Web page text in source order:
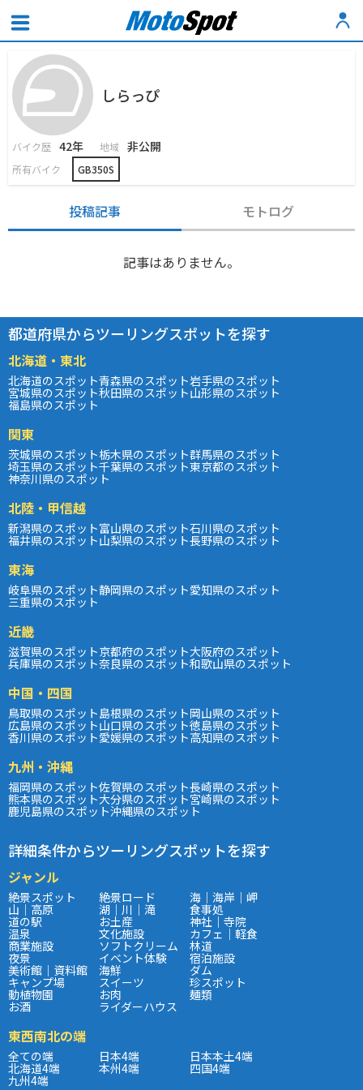
しらっぴ
バイク歴 42年 地域 非公開
所有バイク GB350S
投稿記事 モトログ
記事はありません。
都道府県からツーリングスポットを探す
北海道・東北
北海道のスポット青森県のスポット岩手県のスポット
宮城県のスポット秋田県のスポット山形県のスポット
福島県のスポット
関東
茨城県のスポット栃木県のスポット群馬県のスポット
埼玉県のスポット千葉県のスポット東京都のスポット
神奈川県のスポット
北陸・甲信越
新潟県のスポット富山県のスポット石川県のスポット
福井県のスポット山梨県のスポット長野県のスポット
東海
岐阜県のスポット静岡県のスポット愛知県のスポット
三重県のスポット
近畿
滋賀県のスポット京都府のスポット大阪府のスポット
兵庫県のスポット奈良県のスポット和歌山県のスポット
中国・四国
鳥取県のスポット島根県のスポット岡山県のスポット
広島県のスポット山口県のスポット徳島県のスポット
香川県のスポット愛媛県のスポット高知県のスポット
九州・沖縄
福岡県のスポット佐賀県のスポット長崎県のスポット
熊本県のスポット大分県のスポット宮崎県のスポット
鹿児島県のスポット沖縄県のスポット
詳細条件からツーリングスポットを探す
ジャンル
絶景スポット 絶景ロード 海｜海岸｜岬
山｜高原 湖｜川｜滝 食事処
道の駅 お土産 神社｜寺院
温泉 文化施設 カフェ｜軽食
商業施設 ソフトクリーム 林道
夜景 イベント体験 宿泊施設
美術館｜資料館 海鮮 ダム
キャンプ場 スイーツ 珍スポット
動植物園 お肉 麺類
お酒 ライダーハウス
東西南北の端
全ての端 日本4端 日本本土4端
北海道4端 本州4端 四国4端
九州4端